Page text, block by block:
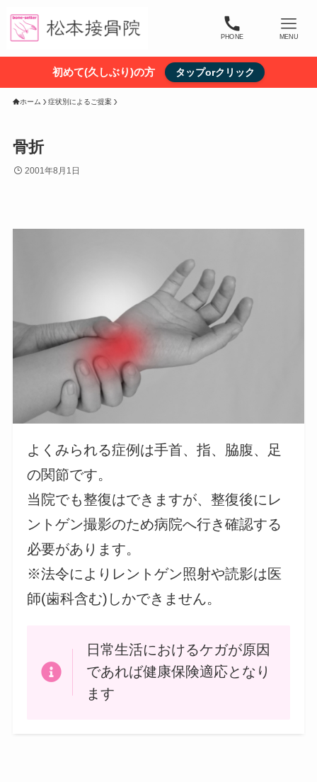
PHONE MENU
初めて(久しぶり)の方 タップorクリック
ホーム 症状別によるご提案
骨折
2001年8月1日
よくみられる症例は手首、指、脇腹、足
の関節です。
当院でも整復はできますが、整復後にレ
ントゲン撮影のため病院へ行き確認する
必要があります。
※法令によりレントゲン照射や読影は医
師(歯科含む)しかできません。
日常生活におけるケガが原因
であれば健康保険適応となり
ます